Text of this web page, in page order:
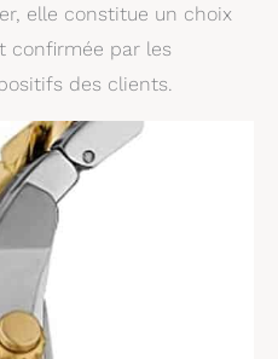
elle constitue un choix
confirmée par les
des clients.